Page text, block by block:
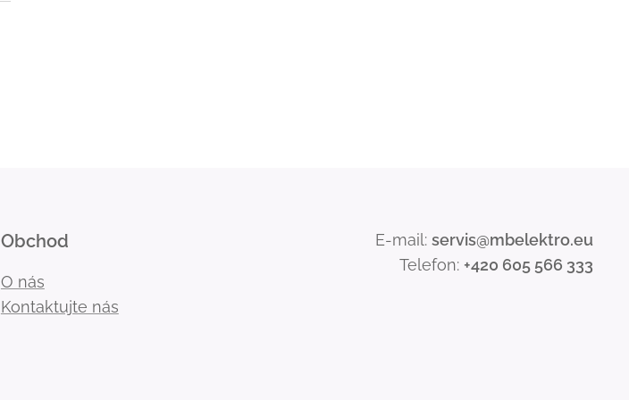
Obchod
O nás
Kontaktujte nás
E-mail: servis@mbelektro.eu
Telefon: +420 605 566 333